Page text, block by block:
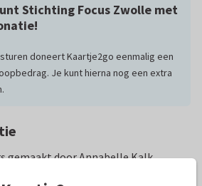
Stichting Focus Zwolle met
doneert Kaartje2go eenmalig een
Je kunt hierna nog een extra
gemaakt door Annabelle Kalk.